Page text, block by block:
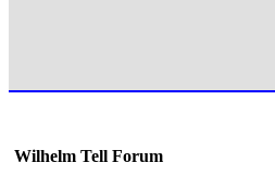
Wilhelm Tell Forum